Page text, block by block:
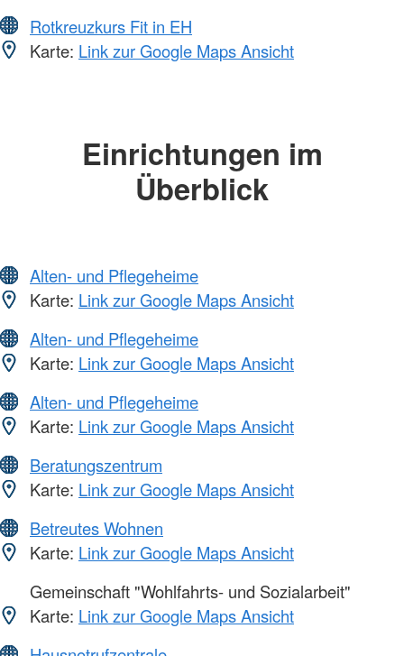
Rotkreuzkurs Fit in EH
Karte: Link zur Google Maps Ansicht
Einrichtungen im
Überblick
Alten- und Pflegeheime
Karte: Link zur Google Maps Ansicht
Alten- und Pflegeheime
Karte: Link zur Google Maps Ansicht
Alten- und Pflegeheime
Karte: Link zur Google Maps Ansicht
Beratungszentrum
Karte: Link zur Google Maps Ansicht
Betreutes Wohnen
Karte: Link zur Google Maps Ansicht
Gemeinschaft "Wohlfahrts- und Sozialarbeit"
Karte: Link zur Google Maps Ansicht